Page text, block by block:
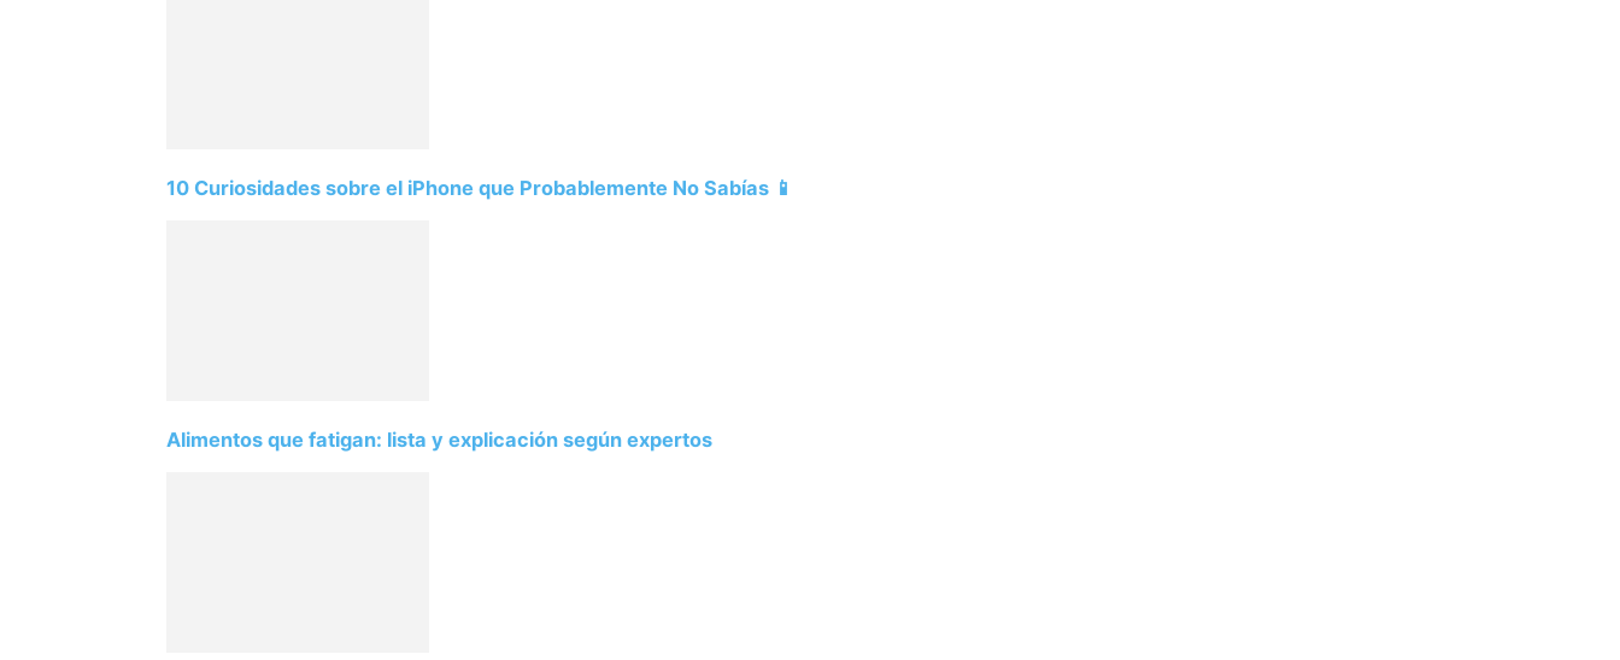
10 Curiosidades sobre el iPhone que Probablemente No Sabías 📱
Alimentos que fatigan: lista y explicación según expertos